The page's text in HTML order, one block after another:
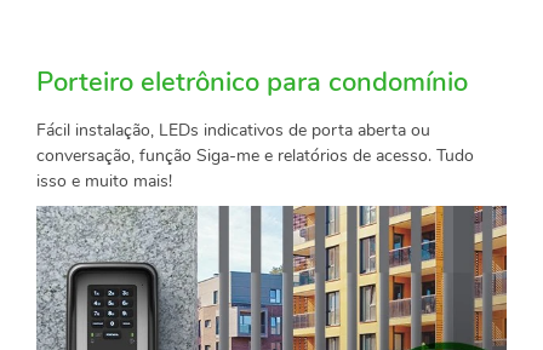
Porteiro eletrônico para condomínio
Fácil instalação, LEDs indicativos de porta aberta ou
conversação, função Siga-me e relatórios de acesso. Tudo
isso e muito mais!